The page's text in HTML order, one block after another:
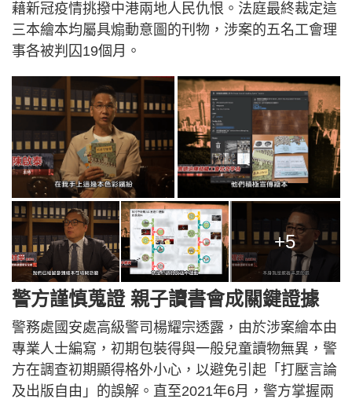
藉新冠疫情挑撥中港兩地人民仇恨。法庭最終裁定這
三本繪本均屬具煽動意圖的刊物，涉案的五名工會理
事各被判囚19個月。
+5
警方謹慎蒐證 親子讀書會成關鍵證據
警務處國安處高級警司楊耀宗透露，由於涉案繪本由
專業人士編寫，初期包裝得與一般兒童讀物無異，警
方在調查初期顯得格外小心，以避免引起「打壓言論
及出版自由」的誤解。直至2021年6月，警方掌握兩